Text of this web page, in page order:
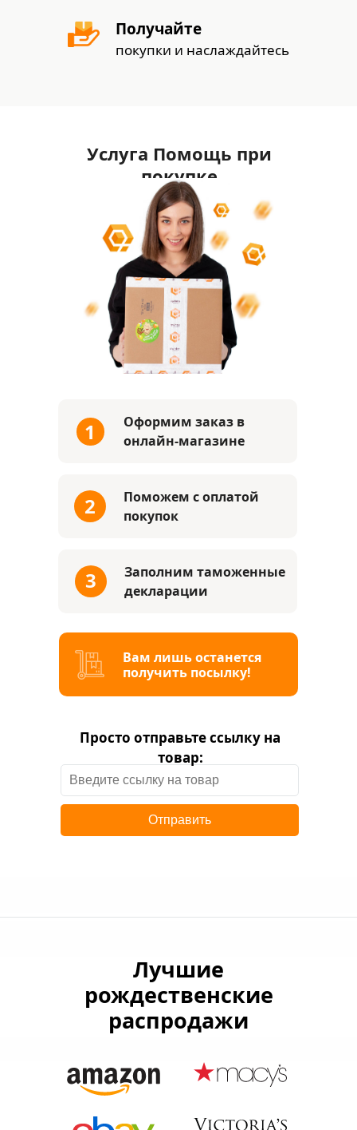
Получайте
покупки и наслаждайтесь
Услуга Помощь при
покупке
1
Оформим заказ в
онлайн-магазине
Отправить
Просто отправьте ссылку на
товар:
Поможем с оплатой
покупок
2
3 Заполним таможенные
декларации
Вам лишь останется
получить посылку!
Лучшие
рождественские
распродажи